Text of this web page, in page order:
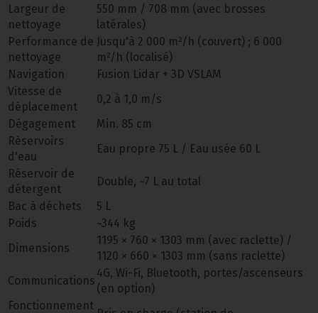
Largeur de
nettoyage
550 mm / 708 mm (avec brosses
latérales)
Performance de
nettoyage
Jusqu'à 2 000 m²/h (couvert) ; 6 000
m²/h (localisé)
Navigation
Fusion Lidar + 3D VSLAM
Vitesse de
déplacement
0,2 à 1,0 m/s
Dégagement
Min. 85 cm
Réservoirs
d'eau
Eau propre 75 L / Eau usée 60 L
Réservoir de
détergent
Double, ~7 L au total
Bac à déchets
5 L
Poids
~344 kg
Dimensions
1195 × 760 × 1303 mm (avec raclette) /
1120 × 660 × 1303 mm (sans raclette)
Communications
4G, Wi-Fi, Bluetooth, portes/ascenseurs
(en option)
Fonctionnement